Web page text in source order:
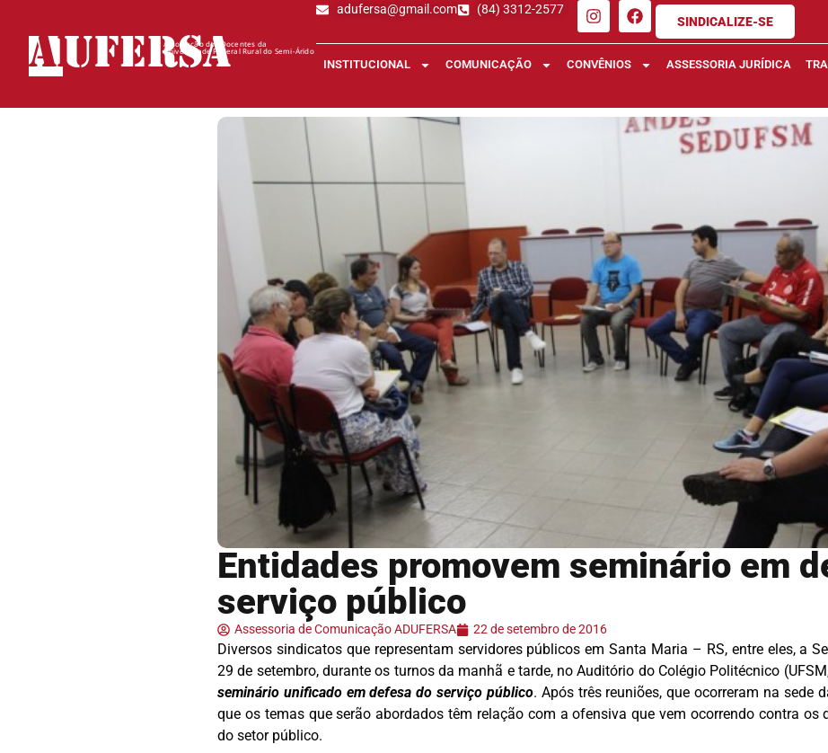
ADUFERSA
Associação dos Docentes da
Universidade Federal Rural do Semi-Árido
adufersa@gmail.com
(84) 3312-2577
SINDICALIZE-SE
INSTITUCIONAL COMUNICAÇÃO CONVÊNIOS ASSESSORIA JURÍDICA
Entidades promovem seminário em
serviço público
Assessoria de Comunicação ADUFERSA 22 de setembro de 2016
Diversos sindicatos que representam servidores públicos em Santa Maria – RS, entre eles, a
29 de setembro, durante os turnos da manhã e tarde, no Auditório do Colégio Politécnico
seminário unificado em defesa do serviço público. Após três reuniões, que ocorreram na sede
que os temas que serão abordados têm relação com a ofensiva que vem ocorrendo contra os
do setor público.